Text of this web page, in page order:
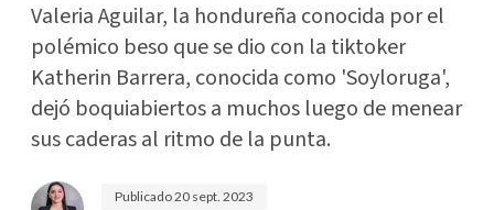
Valeria Aguilar, la hondureña conocida por el
polémico beso que se dio con la tiktoker
Katherin Barrera, conocida como 'Soyloruga',
dejó boquiabiertos a muchos luego de menear
sus caderas al ritmo de la punta.
Publicado20 sept. 2023